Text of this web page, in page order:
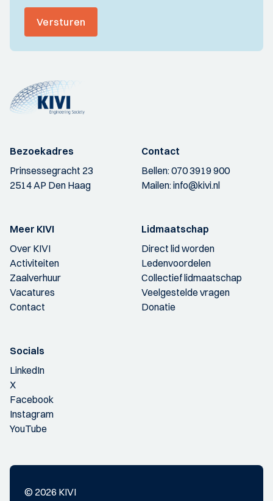
Versturen
Bezoekadres
Prinsessegracht 23
2514 AP Den Haag
Contact
Bellen:070 3919 900
Mailen:info@kivi.nl
Meer KIVI
Over KIVI
Activiteiten
Zaalverhuur
Vacatures
Contact
Lidmaatschap
Direct lid worden
Ledenvoordelen
Collectief lidmaatschap
Veelgestelde vragen
Donatie
Socials
LinkedIn
X
Facebook
Instagram
YouTube
© 2026 KIVI